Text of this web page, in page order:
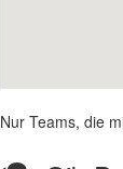
Nur Teams, die